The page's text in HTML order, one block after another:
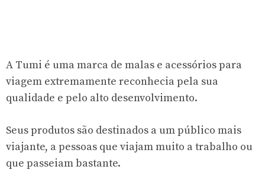
A Tumi é uma marca de malas e acessórios para
viagem extremamente reconhecia pela sua
qualidade e pelo alto desenvolvimento.
Seus produtos são destinados a um público mais
viajante, a pessoas que viajam muito a trabalho ou
que passeiam bastante.